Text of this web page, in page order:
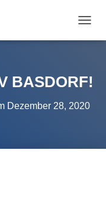
A
I
BASDORF!
Dezember 28, 2020